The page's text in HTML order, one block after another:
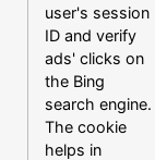
user's session
ID and verify
ads' clicks on
the Bing
search engine.
The cookie
helps in